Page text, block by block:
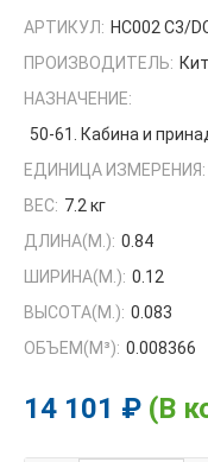
АРТИКУЛ: HC002 C3/
ПРОИЗВОДИТЕЛЬ:
НАЗНАЧЕНИЕ:
50-61. Кабина и
ЕДИНИЦА ИЗМЕРЕНИЯ:
ВЕС: 7.2 кг
ДЛИНА(М.): 0.84
ШИРИНА(М.): 0.12
ВЫСОТА(М.): 0.083
ОБЪЕМ(M³): 0.008366
14 101 ₽ (В